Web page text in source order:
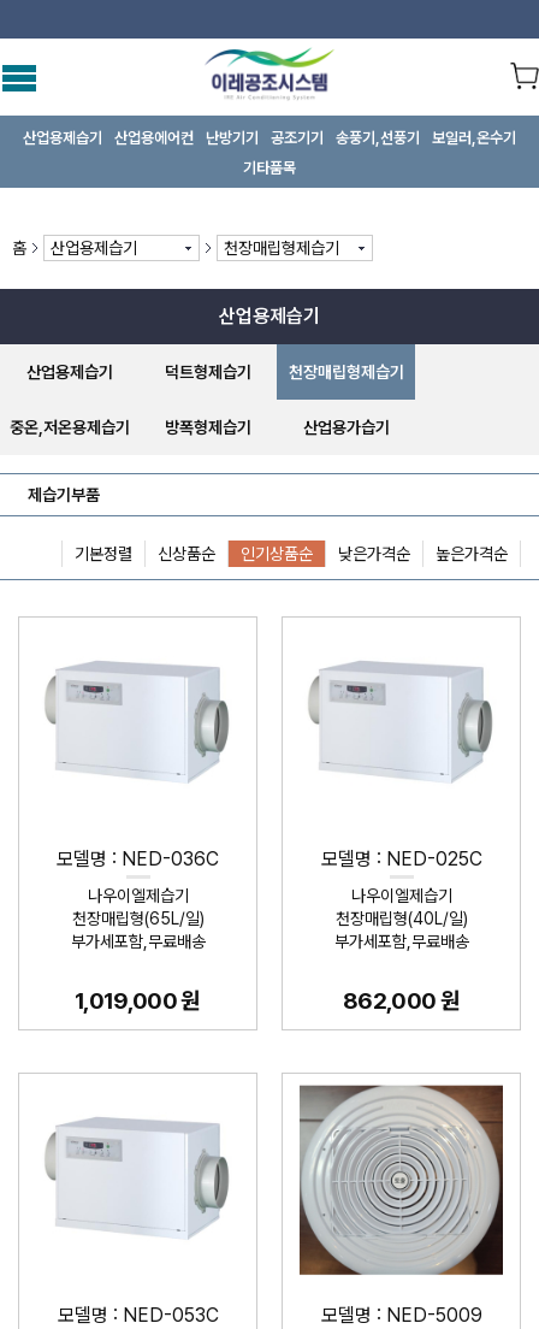
산업용제습기 산업용에어컨 난방기기 공조기기 송풍기,선풍기
보일러,온수기
기타품목
홈 산업용제습기 천장매립형제습기
산업용제습기
산업용제습기 덕트형제습기 천장매립형제습기
중온,저온용제습기 방폭형제습기 산업용가습기
제습기부품
기본정렬 신상품순 인기상품순 낮은가격순 높은가격순
모델명 : NED-036C
나우이엘제습기
천장매립형(65L/일)
부가세포함,무료배송
1,019,000 원
모델명 : NED-025C
나우이엘제습기
천장매립형(40L/일)
부가세포함,무료배송
862,000 원
모델명 : NED-053C 모델명 : NED-5009